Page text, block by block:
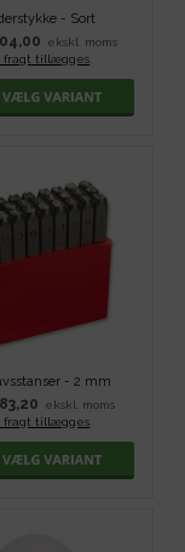
- Sort
ekskl. moms
fragt tillægges
- 2 mm
ekskl. moms
fragt tillægges